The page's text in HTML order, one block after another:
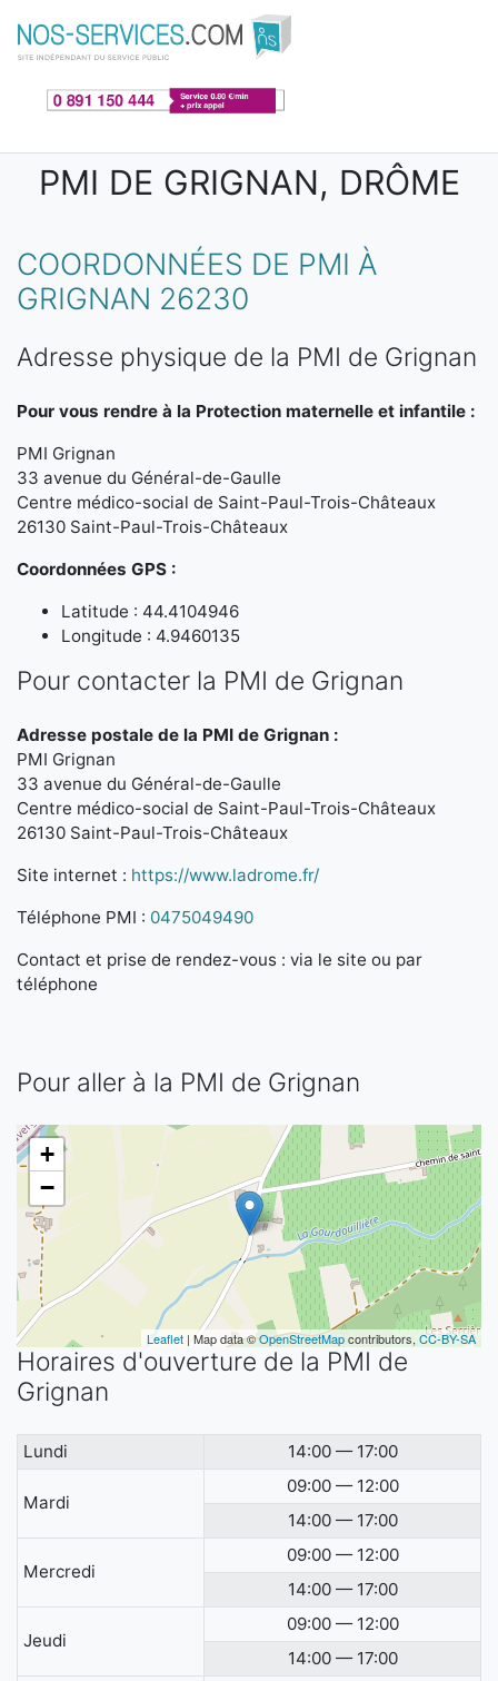
Aller au contenu principal
PMI DE GRIGNAN, DRÔME
COORDONNÉES DE PMI À
GRIGNAN 26230
Adresse physique de la PMI de Grignan
Pour vous rendre à la Protection maternelle et infantile :
PMI Grignan
33 avenue du Général-de-Gaulle
Centre médico-social de Saint-Paul-Trois-Châteaux
26130 Saint-Paul-Trois-Châteaux
Coordonnées GPS :
Latitude : 44.4104946
Longitude : 4.9460135
Pour contacter la PMI de Grignan
Adresse postale de la PMI de Grignan :
PMI Grignan
33 avenue du Général-de-Gaulle
Centre médico-social de Saint-Paul-Trois-Châteaux
26130 Saint-Paul-Trois-Châteaux
Site internet : https://www.ladrome.fr/
Téléphone PMI : 0475049490
Contact et prise de rendez-vous : via le site ou par
téléphone
Pour aller à la PMI de Grignan
+
−
Leaflet | Map data ©OpenStreetMapcontributors, CC-BY-SA
Horaires d'ouverture de la PMI de
Grignan
Lundi 14:00 — 17:00
Mardi
09:00 — 12:00
14:00 — 17:00
Mercredi
09:00 — 12:00
14:00 — 17:00
Jeudi
09:00 — 12:00
14:00 — 17:00